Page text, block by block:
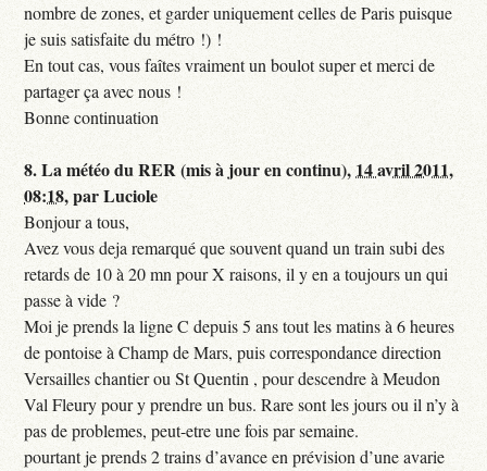
nombre de zones, et garder uniquement celles de Paris puisque
je suis satisfaite du métro !) !
En tout cas, vous faîtes vraiment un boulot super et merci de
partager ça avec nous !
Bonne continuation
8.La météo du RER (mis à jour en continu), 14 avril 2011,
08:18,parLuciole
Bonjour a tous,
Avez vous deja remarqué que souvent quand un train subi des
retards de 10 à 20 mn pour X raisons, il y en a toujours un qui
passe à vide ?
Moi je prends la ligne C depuis 5 ans tout les matins à 6 heures
de pontoise à Champ de Mars, puis correspondance direction
Versailles chantier ou St Quentin , pour descendre à Meudon
Val Fleury pour y prendre un bus. Rare sont les jours ou il n’y à
pas de problemes, peut-etre une fois par semaine.
pourtant je prends 2 trains d’avance en prévision d’une avarie